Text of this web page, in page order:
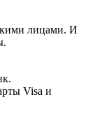
лицами. И
Visa и